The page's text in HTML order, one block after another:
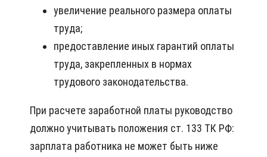
увеличение реального размера оплаты
труда;
предоставление иных гарантий оплаты
труда, закрепленных в нормах
трудового законодательства.
При расчете заработной платы руководство
должно учитывать положения ст. 133 ТК РФ:
зарплата работника не может быть ниже